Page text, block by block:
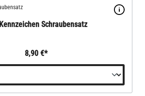
Kennzeichen Schraubensatz
8,90 €*